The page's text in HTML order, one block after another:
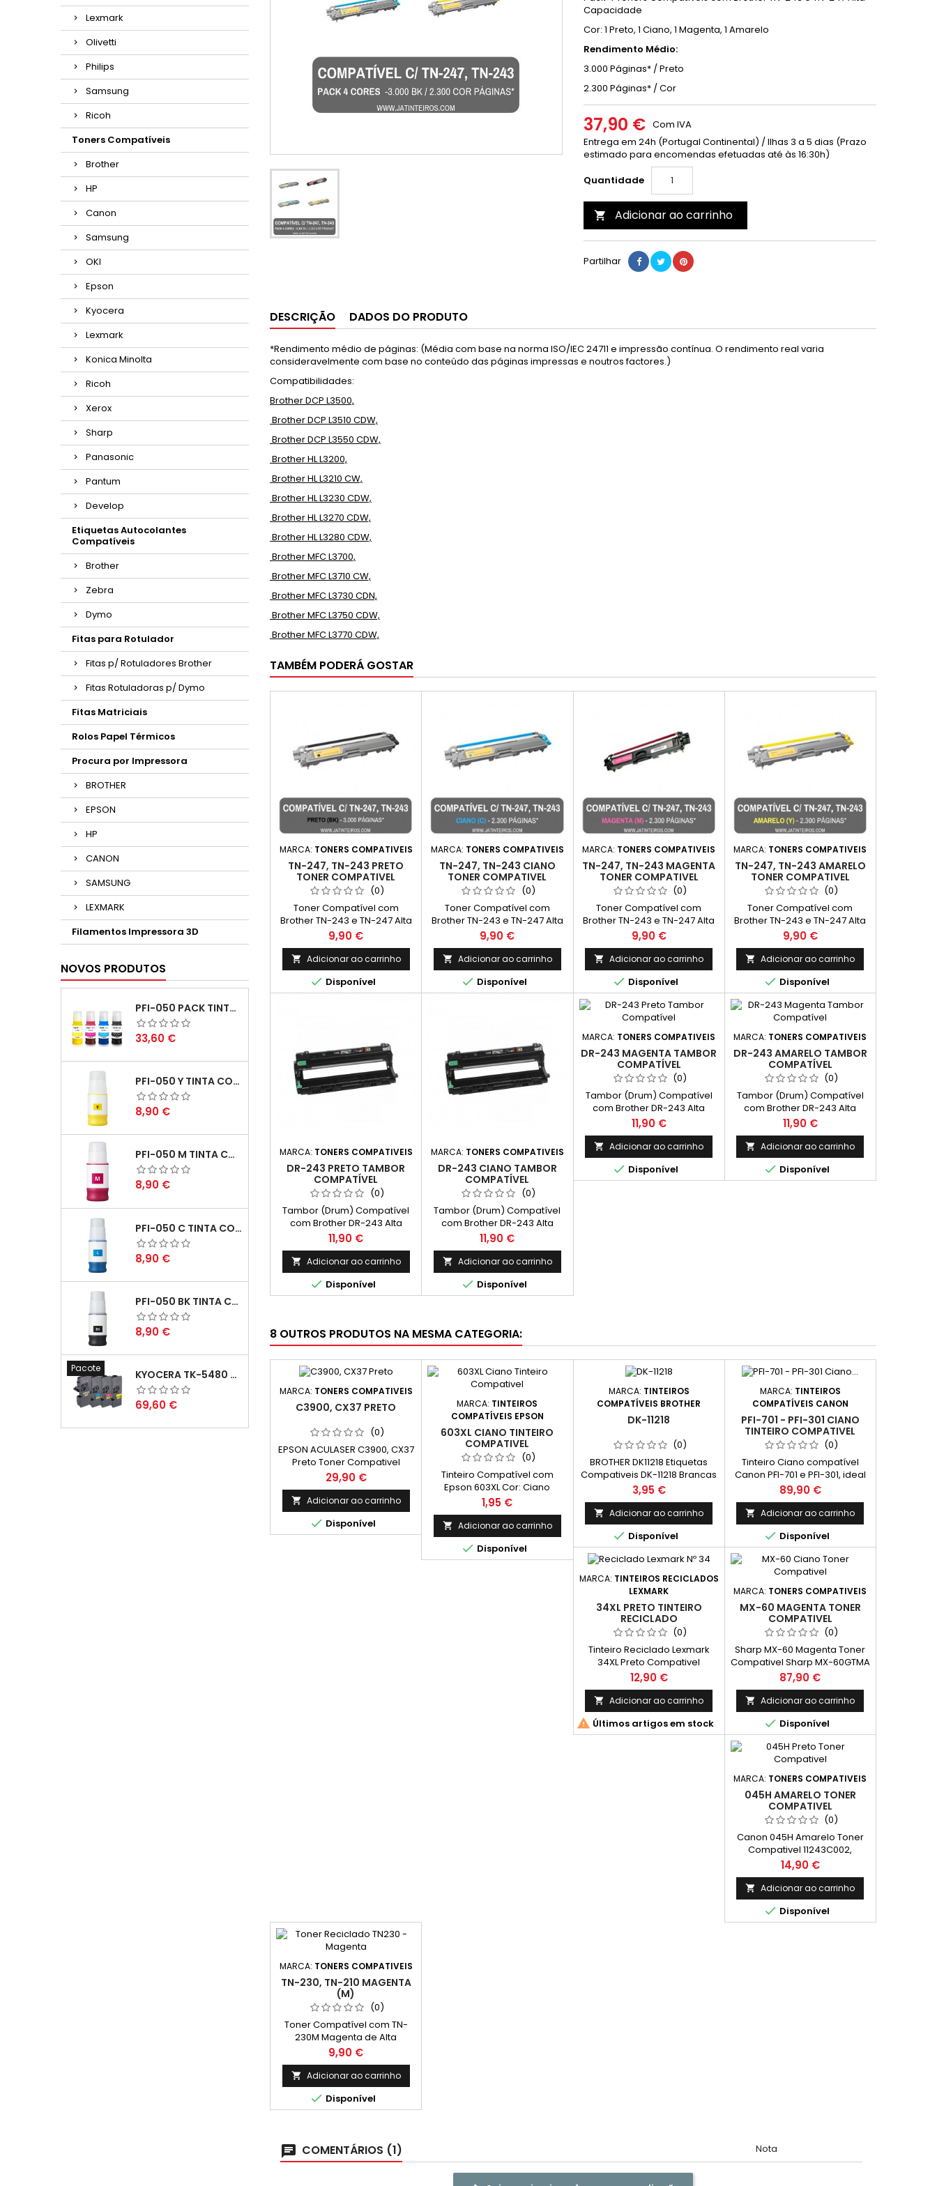
Lexmark
Olivetti
Philips
Samsung
Ricoh
Toners Compatíveis
Brother
HP
Canon
Samsung
OKI
Epson
Kyocera
Lexmark
Konica Minolta
Ricoh
Xerox
Sharp
Panasonic
Pantum
Develop
Etiquetas Autocolantes
Compatíveis
Brother
Zebra
Dymo
Fitas para Rotulador
Fitas p/ Rotuladores Brother
Fitas Rotuladoras p/ Dymo
Fitas Matriciais
Rolos Papel Térmicos
Procura por Impressora
BROTHER
EPSON
HP
CANON
SAMSUNG
LEXMARK
Filamentos Impressora 3D
NOVOS PRODUTOS
PFI-050 PACK TINTAS COMPATIVEIS
Preço
33,60 €
PFI-050 Y TINTA COMPATÍVEL AMARELO
Preço
8,90 €
PFI-050 M TINTA COMPATÍVEL MAGENTA
Preço
8,90 €
PFI-050 C TINTA COMPATÍVEL CIANO
Preço
8,90 €
PFI-050 BK TINTA COMPATÍVEL PRETA
Preço
8,90 €
Pacote KYOCERA TK-5480 PACK TONERS COMPATÍVEIS
Preço
69,60 €
Capacidade
Cor: 1 Preto, 1 Ciano, 1 Magenta, 1 Amarelo
Rendimento Médio:
3.000 Páginas* / Preto
2.300 Páginas* / Cor
37,90 € Com IVA
Entrega em 24h (Portugal Continental) / Ilhas 3 a 5 dias (Prazo
estimado para encomendas efetuadas até às 16:30h)
Quantidade
 Adicionar ao carrinho
Partilhar
DESCRIÇÃO DADOS DO PRODUTO
*Rendimento médio de páginas: (Média com base na norma ISO/IEC 24711 e impressão contínua. O rendimento real varia
consideravelmente com base no conteúdo das páginas impressas e noutros factores.)
Compatibilidades:
Brother DCP L3500,
Brother DCP L3510 CDW,
Brother DCP L3550 CDW,
Brother HL L3200,
Brother HL L3210 CW,
Brother HL L3230 CDW,
Brother HL L3270 CDW,
Brother HL L3280 CDW,
Brother MFC L3700,
Brother MFC L3710 CW,
Brother MFC L3730 CDN,
Brother MFC L3750 CDW,
Brother MFC L3770 CDW,
TAMBÉM PODERÁ GOSTAR
MARCA: TONERS COMPATIVEIS
TN-247, TN-243 PRETO
TONER COMPATIVEL
(0)
Toner Compatível com
Brother TN-243 e TN-247 Alta
Capacidade Cor: Preto
Rendimento Médio: 3,000
Páginas*
Preço
9,90 €
 Adicionar ao carrinho
 Disponível
MARCA: TONERS COMPATIVEIS
TN-247, TN-243 CIANO
TONER COMPATIVEL
(0)
Toner Compatível com
Brother TN-243 e TN-247 Alta
Capacidade Cor: Ciano
Rendimento Médio: 2,300
Páginas*
Preço
9,90 €
 Adicionar ao carrinho
 Disponível
MARCA: TONERS COMPATIVEIS
TN-247, TN-243 MAGENTA
TONER COMPATIVEL
(0)
Toner Compatível com
Brother TN-243 e TN-247 Alta
Capacidade Cor: Magenta
Rendimento Médio: 2,300
Páginas*
Preço
9,90 €
 Adicionar ao carrinho
 Disponível
MARCA: TONERS COMPATIVEIS
TN-247, TN-243 AMARELO
TONER COMPATIVEL
(0)
Toner Compatível com
Brother TN-243 e TN-247 Alta
Capacidade Cor: Amarelo
Rendimento Médio: 2,300
Páginas*
Preço
9,90 €
 Adicionar ao carrinho
 Disponível
MARCA: TONERS COMPATIVEIS
DR-243 PRETO TAMBOR
COMPATÍVEL
(0)
Tambor (Drum) Compatível
com Brother DR-243 Alta
Capacidade Cor: Preto
Rendimento Médio: 18,000
Páginas*
Preço
11,90 €
 Adicionar ao carrinho
 Disponível
MARCA: TONERS COMPATIVEIS
DR-243 CIANO TAMBOR
COMPATÍVEL
(0)
Tambor (Drum) Compatível
com Brother DR-243 Alta
Capacidade Cor: Ciano
Rendimento Médio: 18,000
Páginas*
Preço
11,90 €
 Adicionar ao carrinho
 Disponível
MARCA: TONERS COMPATIVEIS
DR-243 MAGENTA TAMBOR
COMPATÍVEL
(0)
Tambor (Drum) Compatível
com Brother DR-243 Alta
Capacidade Cor: Magenta
Rendimento Médio: 18,000
Páginas*
Preço
11,90 €
 Adicionar ao carrinho
 Disponível
MARCA: TONERS COMPATIVEIS
DR-243 AMARELO TAMBOR
COMPATÍVEL
(0)
Tambor (Drum) Compatível
com Brother DR-243 Alta
Capacidade Cor: Amarelo
Rendimento Médio: 18,000
Páginas*
Preço
11,90 €
 Adicionar ao carrinho
 Disponível
8 OUTROS PRODUTOS NA MESMA CATEGORIA:
MARCA: TONERS COMPATIVEIS
C3900, CX37 PRETO
(0)
EPSON ACULASER C3900, CX37
Preto Toner Compativel
C13S050593 Capacidade.
6.000k
Preço
29,90 €
 Adicionar ao carrinho
 Disponível
MARCA: TINTEIROS
COMPATÍVEIS EPSON
603XL CIANO TINTEIRO
COMPATIVEL
(0)
Tinteiro Compatível com
Epson 603XL Cor: Ciano
Rendimento Médio: 350
Páginas* *(Média com base
na norma ISO/IEC 24711 e
impressão contínua. O
rendimento real varia
consideravelmente com base
Preço
1,95 €
 Adicionar ao carrinho
 Disponível
MARCA: TINTEIROS
COMPATÍVEIS BROTHER
DK-11218
(0)
BROTHER DK11218 Etiquetas
Compativeis DK-11218 Brancas
Pré-Cortadas Tamanho:
24mm x 24mm
Preço
3,95 €
 Adicionar ao carrinho
 Disponível
MARCA: TINTEIROS
COMPATÍVEIS CANON
PFI-701 - PFI-301 CIANO
TINTEIRO COMPATIVEL
(0)
Tinteiro Ciano compatível
Canon PFI-701 e PFI-301, ideal
para impressões vibrantes e
de alta durabilidade. Cor:
Ciano Capacidade: 700ml
Preço
89,90 €
 Adicionar ao carrinho
 Disponível
MARCA: TINTEIROS RECICLADOS
LEXMARK
34XL PRETO TINTEIRO
RECICLADO
(0)
Tinteiro Reciclado Lexmark
34XL Preto Compativel
18C0034E
Preço
12,90 €
 Adicionar ao carrinho
 Últimos artigos em stock
MARCA: TONERS COMPATIVEIS
MX-60 MAGENTA TONER
COMPATIVEL
(0)
Sharp MX-60 Magenta Toner
Compativel Sharp MX-60GTMA
Capacidade: 24.000 Páginas*
Preço
87,90 €
 Adicionar ao carrinho
 Disponível
MARCA: TONERS COMPATIVEIS
045H AMARELO TONER
COMPATIVEL
(0)
Canon 045H Amarelo Toner
Compativel 11243C002,
1239C002 Capacidade: 2.200
Pág.
Preço
14,90 €
 Adicionar ao carrinho
 Disponível
MARCA: TONERS COMPATIVEIS
TN-230, TN-210 MAGENTA
(M)
(0)
Toner Compatível com TN-
230M Magenta de Alta
Capacidade Capacidade:
1.400k
Preço
9,90 €
 Adicionar ao carrinho
 Disponível
COMENTÁRIOS (1) Nota